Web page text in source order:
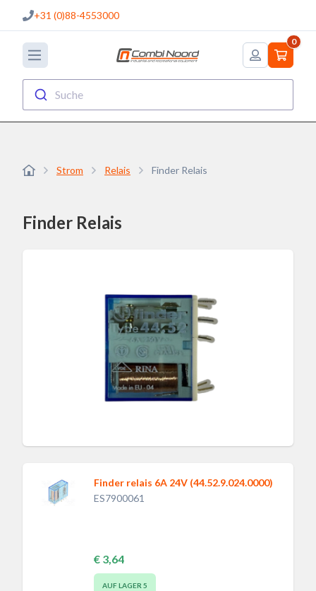
+31 (0)88-4553000
0
Suche
Strom Relais Finder Relais
Finder Relais
Finder relais 6A 24V (44.52.9.024.0000)
ES7900061
€ 3,64
AUF LAGER 5